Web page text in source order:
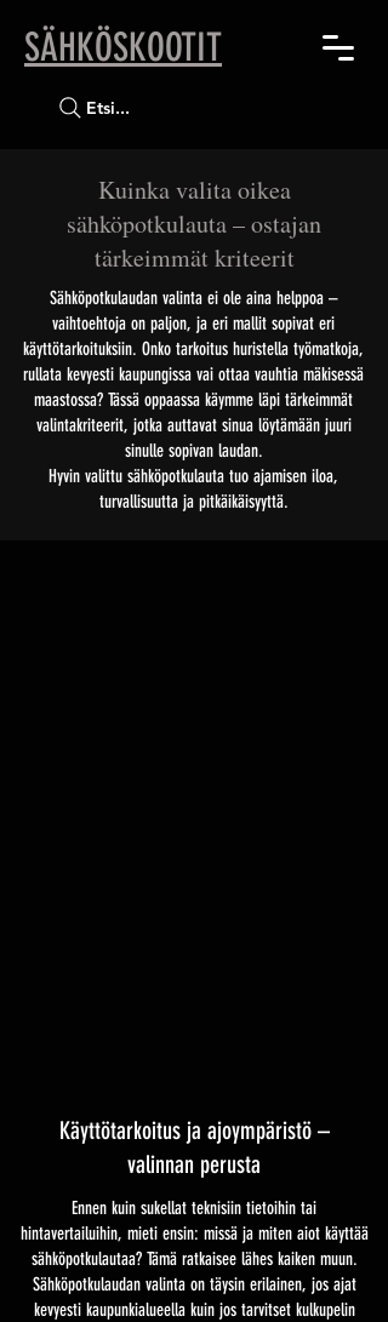
SÄHKÖSKOOTIT
Etsi...
Kuinka valita oikea
sähköpotkulauta – ostajan
tärkeimmät kriteerit
Sähköpotkulaudan valinta ei ole aina helppoa –
vaihtoehtoja on paljon, ja eri mallit sopivat eri
käyttötarkoituksiin. Onko tarkoitus huristella työmatkoja,
rullata kevyesti kaupungissa vai ottaa vauhtia mäkisessä
maastossa? Tässä oppaassa käymme läpi tärkeimmät
valintakriteerit, jotka auttavat sinua löytämään juuri
sinulle sopivan laudan.
Hyvin valittu sähköpotkulauta tuo ajamisen iloa,
turvallisuutta ja pitkäikäisyyttä.
Käyttötarkoitus ja ajoympäristö –
valinnan perusta
Ennen kuin sukellat teknisiin tietoihin tai
hintavertailuihin, mieti ensin: missä ja miten aiot käyttää
sähköpotkulautaa? Tämä ratkaisee lähes kaiken muun.
Sähköpotkulaudan valinta on täysin erilainen, jos ajat
kevyesti kaupunkialueella kuin jos tarvitset kulkupelin